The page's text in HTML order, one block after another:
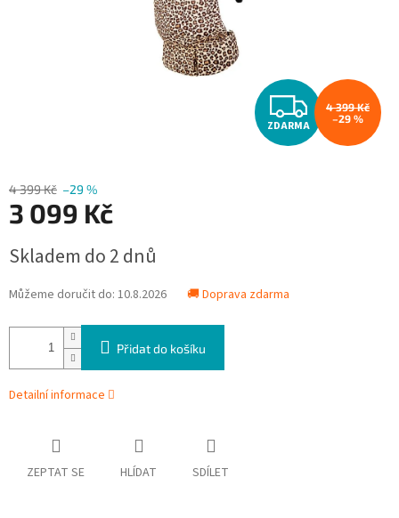
Z
D
ZDARMA
4 399 Kč
–29 %
4 399 Kč –29 %
3 099 Kč
cena:
Skladem do 2 dnů
Můžeme doručit do: 10.8.2026 🚚 Doprava zdarma
Přidat do košíku
Detailní informace
ZEPTAT SE HLÍDAT SDÍLET